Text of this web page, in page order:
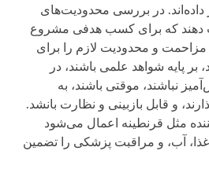
در بررسی محدودیت‌های
دهند که برای کسب هدفی مشروع
مزاحمت و محدودیت لازم را برای
بر پایه شواهد علمی باشند، در
نباشند، موقتی باشند، به
و قابل بازبینی و نظارت بانشد.
مثل قرنطینه اعمال می‌شود
آب، و مراقبت پزشکی را تضمین